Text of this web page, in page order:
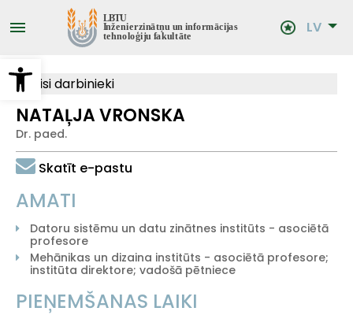
Open toolbar
uz
galveno LV
Visi darbinieki
NATAĻJA VRONSKA
Dr. paed.
Skatīt e-pastu
AMATI
Datoru sistēmu un datu zinātnes institūts - asociētā
profesore
Mehānikas un dizaina institūts - asociētā profesore;
institūta direktore; vadošā pētniece
PIEŅEMŠANAS LAIKI